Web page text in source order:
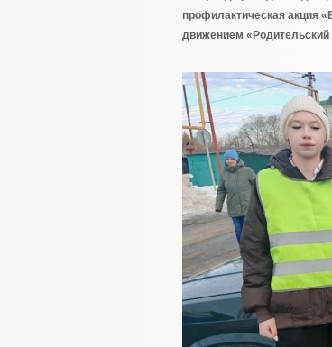
профилактическая акция
движением «Родительский